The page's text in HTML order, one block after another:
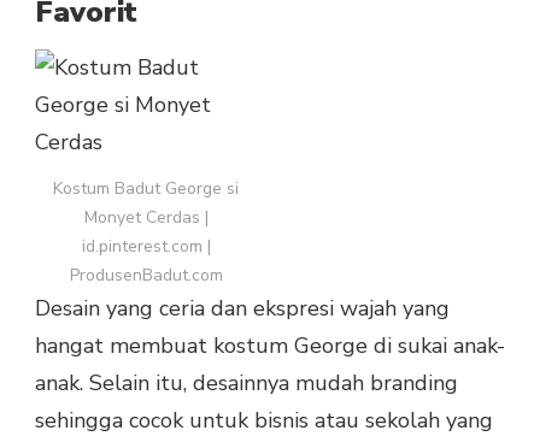
Favorit
Kostum Badut George si
Monyet Cerdas |
id.pinterest.com |
ProdusenBadut.com
Desain yang ceria dan ekspresi wajah yang
hangat membuat kostum George di sukai anak-
anak. Selain itu, desainnya mudah branding
sehingga cocok untuk bisnis atau sekolah yang